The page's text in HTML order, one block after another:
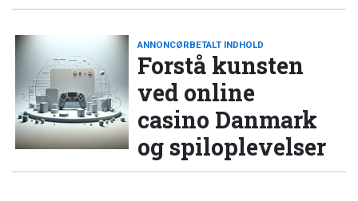
ANNONCØRBETALT INDHOLD
Forstå kunsten
ved online
casino Danmark
og spiloplevelser